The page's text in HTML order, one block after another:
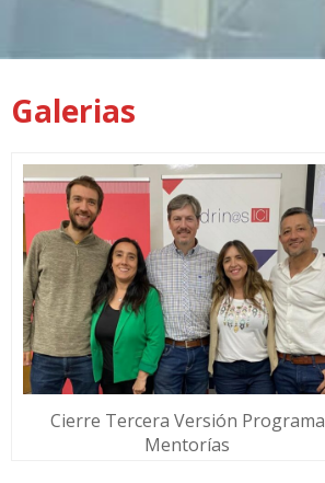
Galerias
Cierre Tercera Versión Programa
Mentorías